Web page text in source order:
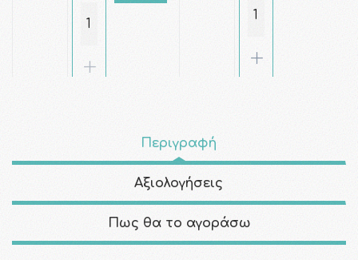
Περιγραφή
Αξιολογήσεις
Πως θα το αγοράσω